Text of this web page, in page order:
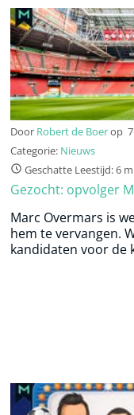
Door Robert de Boerop
Categorie: Nieuws
Geschatte Leestijd: 6
Gezocht: opvolger
Marc Overmars is
hem te vervangen.
kandidaten voor de